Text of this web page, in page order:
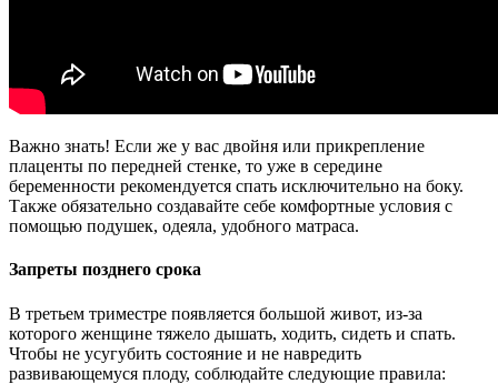
Важно знать! Если же у вас двойня или прикрепление
плаценты по передней стенке, то уже в середине
беременности рекомендуется спать исключительно на боку.
Также обязательно создавайте себе комфортные условия с
помощью подушек, одеяла, удобного матраса.
Запреты позднего срока
В третьем триместре появляется большой живот, из-за
которого женщине тяжело дышать, ходить, сидеть и спать.
Чтобы не усугубить состояние и не навредить
развивающемуся плоду, соблюдайте следующие правила: